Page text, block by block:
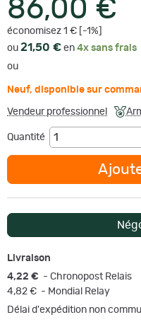
86,00 €
économisez 1 € [-1%]
ou 21,50 € en 4x sans frais
ou
Neuf, disponible sur
Vendeur professionnel
Quantité
Livraison
4,22 € - Chronopost Relais
4,82 € - Mondial Relay
Délai d'expédition non